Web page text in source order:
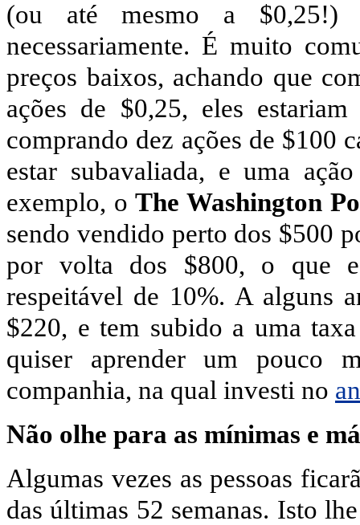
(ou até mesmo a $0,25!)
necessariamente. É muito
preços baixos, achando que
ações de $0,25, eles
comprando dez ações de $100
estar subavaliada, e uma
exemplo, oThe Washington
sendo vendido perto dos $500
por volta dos $800, o que
respeitável de 10%. A alguns
$220, e tem subido a uma
quiser aprender um pouco
companhia, na qual investi no
Não olhe para as mínimas e
Algumas vezes as pessoas
das últimas 52 semanas. Isto